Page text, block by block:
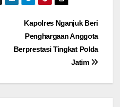
Kapolres Nganjuk Beri
Penghargaan Anggota
Berprestasi Tingkat Polda
Jatim